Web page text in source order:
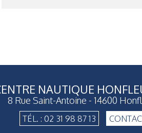
NAUTIQUE
8 Rue Saint-Antoine - 14600
TÉL. : 02 31 98 87 13